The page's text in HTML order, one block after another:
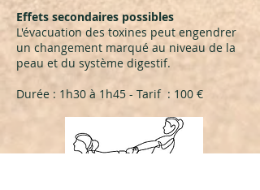
Effets secondaires possibles
L'évacuation des toxines peut engendrer
un changement marqué au niveau de la
peau et du système digestif.
Durée : 1h30 à 1h45 - Tarif : 100 €